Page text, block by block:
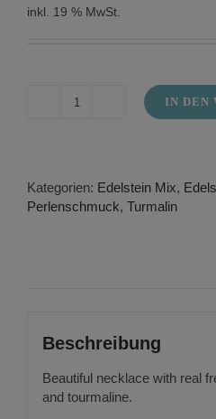
inkl. 19 % MwSt.
Freshwater
tourmaline
Menge
IN DEN
Kategorien: Edelstein Mix,
Perlenschmuck, Turmalin
Beschreibung
Beautiful necklace with real
and tourmaline.